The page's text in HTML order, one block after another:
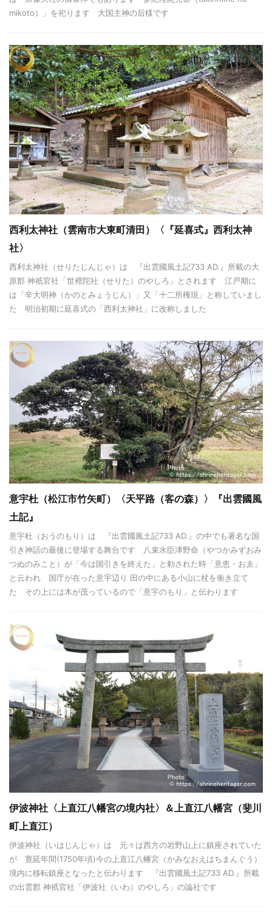
mikoto）」を祀ります 大国主神の后様です
西利太神社（雲南市大東町清田）〈『延喜式』西利太神
社〉
西利太神社（せりたじんじゃ）は 『出雲國風土記733 AD.』所載の大
原郡 神祇官社「世裡陀社（せりた）のやしろ」とされます 江戸期に
は「辛大明神（かのとみょうじん）」又「十二所権現」と称していまし
た 明治初期に延喜式の「西利太神社」に改称しました
意宇杜（松江市竹矢町）〈天平路（客の森）〉『出雲國風
土記』
意宇杜（おうのもり）は 『出雲國風土記733 AD.』の中でも著名な国
引き神話の最後に登場する舞台です 八束水臣津野命（やつかみずおみ
つぬのみこと）が「今は国引きを終えた」と勅された時「意恵・おゑ」
と云われ 国庁が在った意宇辺り 田の中にある小山に杖を衝き立て
た その上には木が茂っているので「意宇のもり」と伝わります
伊波神社〈上直江八幡宮の境内社〉＆上直江八幡宮（斐川
町上直江）
伊波神社（いはじんじゃ）は 元々は西方の岩野山上に鎮座されていた
が 寛延年間(1750年頃)今の上直江八幡宮（かみなおえはちまんぐう）
境内に移転鎮座となったと伝わります 『出雲國風土記733 AD.』所載
の出雲郡 神祇官社「伊波社（いわ）のやしろ」の論社です